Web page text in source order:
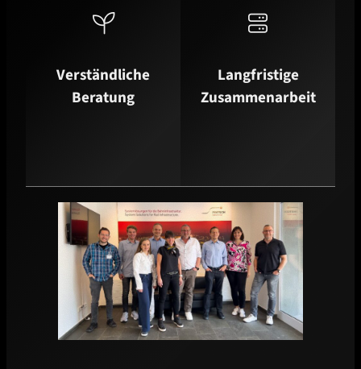

Verständliche
Beratung

Langfristige
Zusammenarbeit